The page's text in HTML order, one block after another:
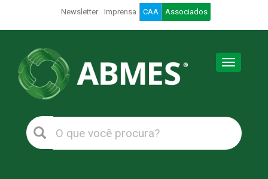
Newsletter Imprensa CAA Associados
Toggle